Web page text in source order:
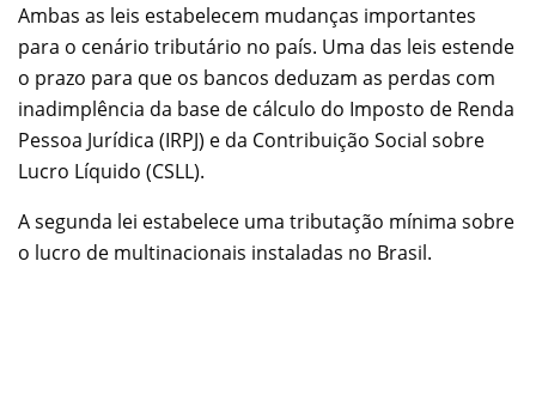
Ambas as leis estabelecem mudanças importantes
para o cenário tributário no país. Uma das leis estende
o prazo para que os bancos deduzam as perdas com
inadimplência da base de cálculo do Imposto de Renda
Pessoa Jurídica (IRPJ) e da Contribuição Social sobre
Lucro Líquido (CSLL).
A segunda lei estabelece uma tributação mínima sobre
o lucro de multinacionais instaladas no Brasil.